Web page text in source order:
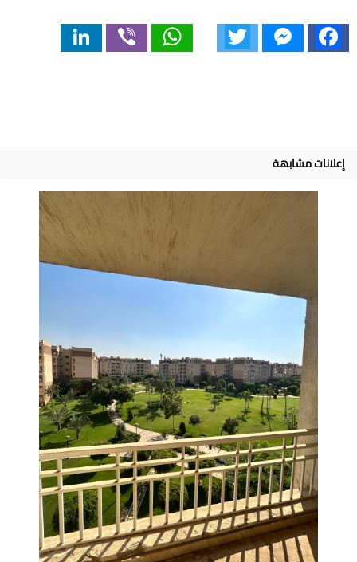
Facebook
Messenger
WhatsApp
إعلانات مشابهة